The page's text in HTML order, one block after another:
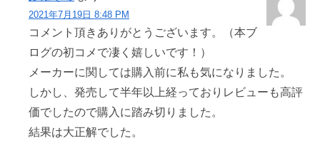
2021年7月19日 8:48 PM
コメント頂きありがとうございます。（本ブ
ログの初コメで凄く嬉しいです！）
メーカーに関しては購入前に私も気になりました。
しかし、発売して半年以上経っておりレビューも高評
価でしたので購入に踏み切りました。
結果は大正解でした。